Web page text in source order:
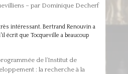
– par Dominique Decherf
intéressant. Bertrand Renouvin a
écrit que Tocqueville a beaucoup
de l’Institut de
: la recherche à la